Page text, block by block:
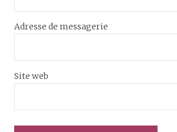
Adresse de messagerie
Site web